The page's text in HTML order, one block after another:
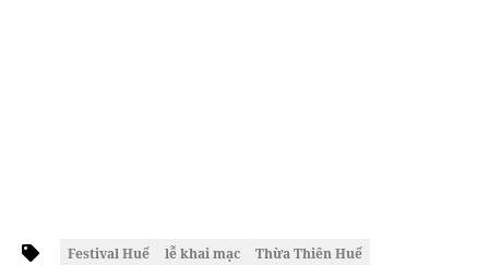
Festival Huế lễ khai mạc
Thừa Thiên Huế